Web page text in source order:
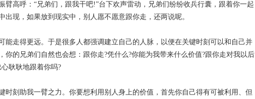
高呼：“兄弟们，跟我干吧!”台下欢声雷动，兄弟们纷纷收兵行囊，跟着你一起
现，如果放到现实中，别人愿不愿意跟你走，还两说呢。
走得更远。于是很多人都强调建立自己的人脉，以便在关键时刻可以和自己并
的兄弟们自然也会想：跟你走?凭什么?你能为我带来什么价值?跟你走对我以后
耿耿地跟着你吗?
刻助我一臂之力。你要想利用别人身上的价值，首先你自己得有可被利用、但